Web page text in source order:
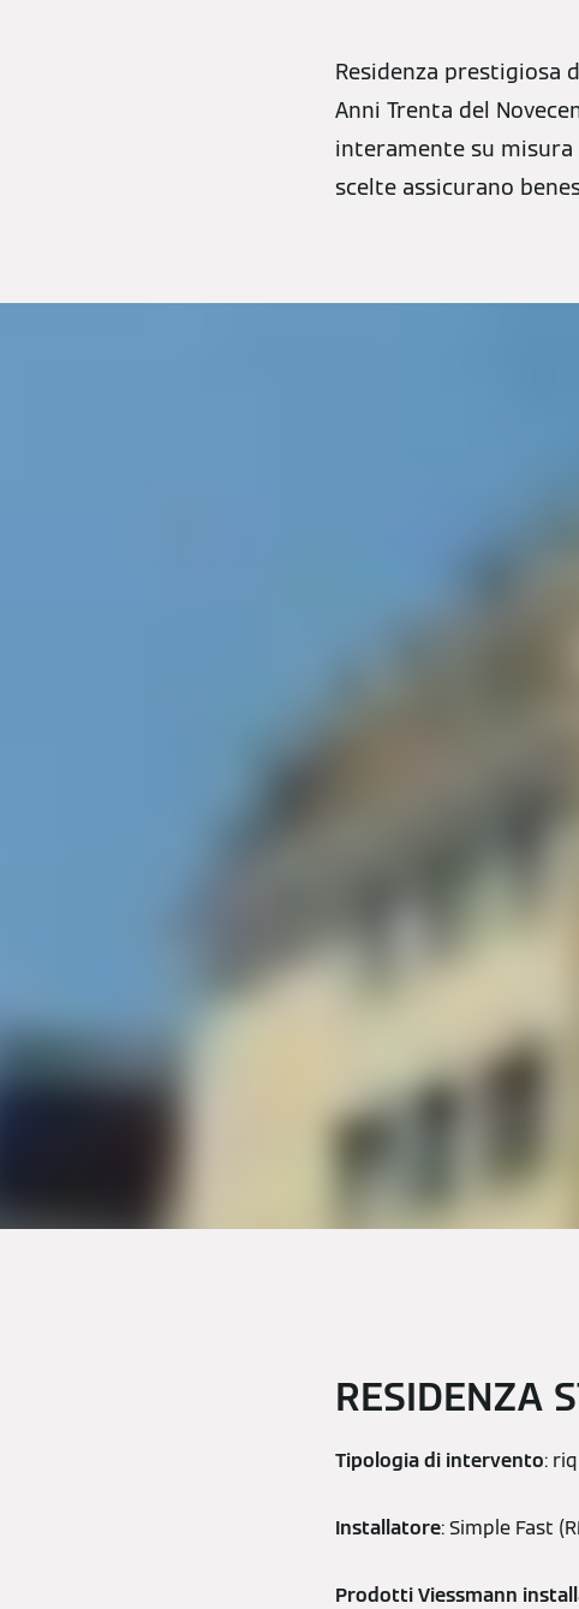
Residenza prestigiosa
Anni Trenta del
interamente su misura
scelte assicurano
RESIDENZA
Tipologia di intervento:
Installatore: Simple Fast
Prodotti Viessmann